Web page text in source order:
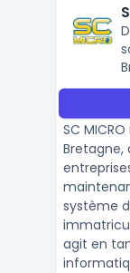
SC
Bretagne,
système
agit en